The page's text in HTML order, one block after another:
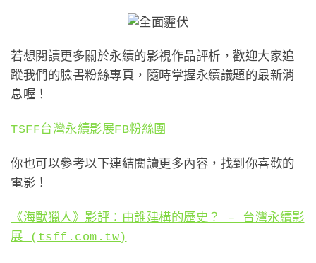
若想閱讀更多關於永續的影視作品評析，歡迎大家追
蹤我們的臉書粉絲專頁，隨時掌握永續議題的最新消
息喔！
TSFF台灣永續影展FB粉絲團
你也可以參考以下連結閱讀更多內容，找到你喜歡的
電影！
《海獸獵人》影評：由誰建構的歷史？ – 台灣永續影
展 (tsff.com.tw)